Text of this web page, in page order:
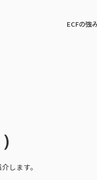
ECFの強
します。